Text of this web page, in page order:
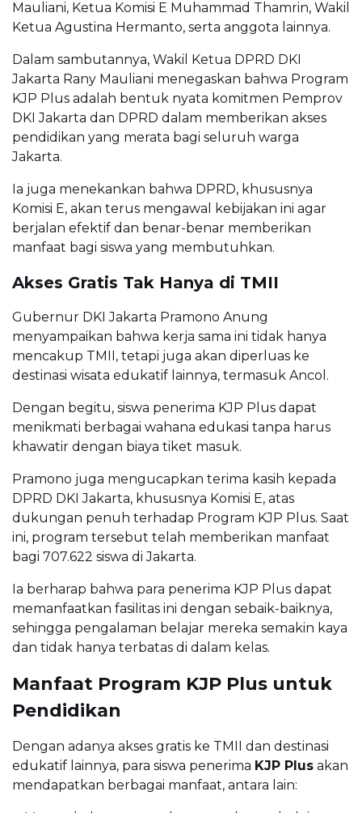
Mauliani, Ketua Komisi E Muhammad Thamrin, Wakil
Ketua Agustina Hermanto, serta anggota lainnya.
Dalam sambutannya, Wakil Ketua DPRD DKI
Jakarta Rany Mauliani menegaskan bahwa Program
KJP Plus adalah bentuk nyata komitmen Pemprov
DKI Jakarta dan DPRD dalam memberikan akses
pendidikan yang merata bagi seluruh warga
Jakarta.
Ia juga menekankan bahwa DPRD, khususnya
Komisi E, akan terus mengawal kebijakan ini agar
berjalan efektif dan benar-benar memberikan
manfaat bagi siswa yang membutuhkan.
Akses Gratis Tak Hanya di TMII
Gubernur DKI Jakarta Pramono Anung
menyampaikan bahwa kerja sama ini tidak hanya
mencakup TMII, tetapi juga akan diperluas ke
destinasi wisata edukatif lainnya, termasuk Ancol.
Dengan begitu, siswa penerima KJP Plus dapat
menikmati berbagai wahana edukasi tanpa harus
khawatir dengan biaya tiket masuk.
Pramono juga mengucapkan terima kasih kepada
DPRD DKI Jakarta, khususnya Komisi E, atas
dukungan penuh terhadap Program KJP Plus. Saat
ini, program tersebut telah memberikan manfaat
bagi 707.622 siswa di Jakarta.
Ia berharap bahwa para penerima KJP Plus dapat
memanfaatkan fasilitas ini dengan sebaik-baiknya,
sehingga pengalaman belajar mereka semakin kaya
dan tidak hanya terbatas di dalam kelas.
Manfaat Program KJP Plus untuk
Pendidikan
Dengan adanya akses gratis ke TMII dan destinasi
edukatif lainnya, para siswa penerima KJP Plus akan
mendapatkan berbagai manfaat, antara lain: